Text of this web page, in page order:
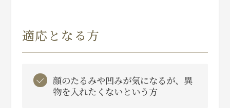
適応となる方
顔のたるみや凹みが気になるが、異
物を入れたくないという方